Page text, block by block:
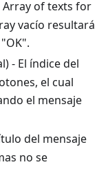
of texts for
vacío resultará
- El índice del
el cual
el mensaje
del mensaje
no se